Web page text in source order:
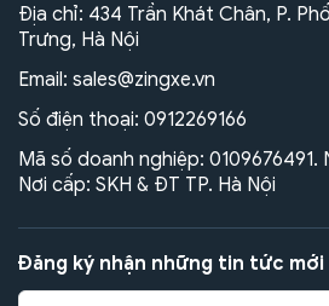
Địa chỉ: 434 Trần Khát Chân, P.
Trưng, Hà Nội
Email: sales@zingxe.vn
Số điện thoại: 0912269166
Mã số doanh nghiệp: 0109676491.
Nơi cấp: SKH & ĐT TP. Hà Nội
Đăng ký nhận những tin tức